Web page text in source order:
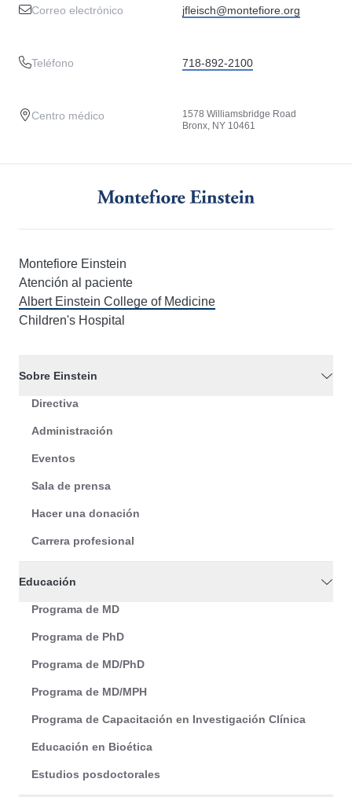
Correo electrónico jfleisch@montefiore.org
Teléfono 718-892-2100
Centro médico
1578 Williamsbridge Road
Bronx, NY 10461
Montefiore Einstein
Atención al paciente
Albert Einstein College of Medicine
Children's Hospital
Sobre Einstein
Directiva
Administración
Eventos
Sala de prensa
Hacer una donación
Carrera profesional
Educación
Programa de MD
Programa de PhD
Programa de MD/PhD
Programa de MD/MPH
Programa de Capacitación en Investigación Clínica
Educación en Bioética
Estudios posdoctorales